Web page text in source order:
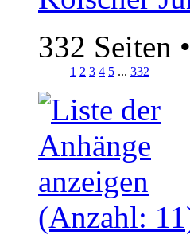
332 Seiten •
1 2 3 4 5 ... 332